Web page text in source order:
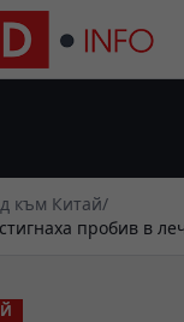
към Китай/
пробив в